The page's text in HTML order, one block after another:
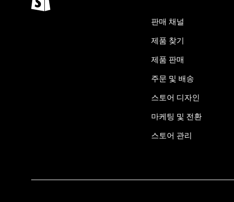
판매 채널
제품 찾기
제품 판매
주문 및 배송
스토어 디자인
마케팅 및 전환
스토어 관리